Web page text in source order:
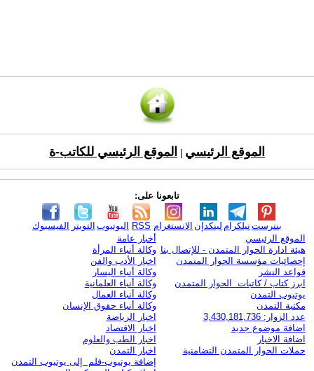
الموقع الرئيسي الموقع الرئيسي للكاتب-ة
تابعونا على:
الفيسبوك التويتر اليوتيوب RSS الانستغرام لينكدإن تيلكرامبنترست
الموقع الرئيسي
هيئة ادارة الحوار المتمدن - للإتصال بنا
إحصائيات مؤسسة الحوار المتمدن
قواعد النشر
ابرز كتاب / كاتبات الحوار المتمدن
يوتيوب التمدن
مكتبة التمدن
عدد الزوار: 3,430,181,736
اضافة موضوع جديد
اضافة الاخبار
حملات الحوار المتمدن التضامنية
أخبار عامة
وكالة أنباء المرأة
اخبار الأدب والفن
وكالة أنباء اليسار
وكالة أنباء العلمانية
وكالة أنباء العمال
وكالة أنباء حقوق الإنسان
اخبار الرياضة
اخبار الاقتصاد
اخبار الطب والعلوم
اخبار التمدن
إضافة يوتيوب-فلم إلى يوتيوب التمدن